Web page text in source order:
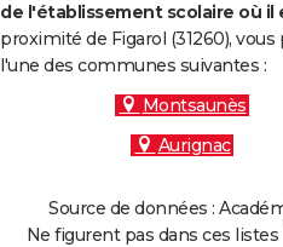
de l'établissement scolaire où il
proximité de Figarol (31260),
l'une des communes suivantes :
Montsaunès
Aurignac
Source de données :
Ne figurent pas dans ces